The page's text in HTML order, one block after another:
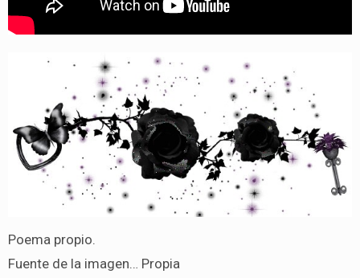
Poema propio.
Fuente de la imagen… Propia